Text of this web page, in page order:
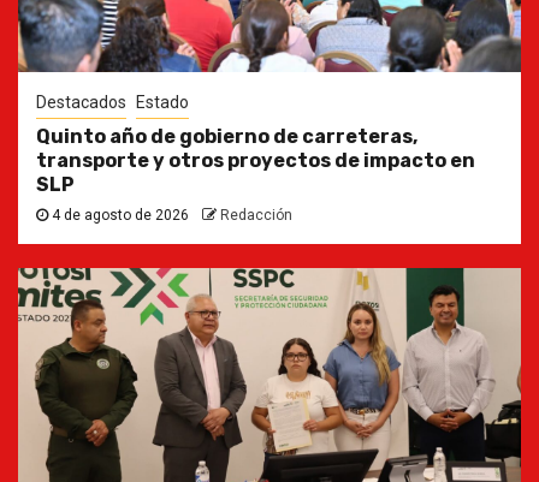
Destacados Estado
Quinto año de gobierno de carreteras,
transporte y otros proyectos de impacto en
SLP
4 de agosto de 2026 Redacción